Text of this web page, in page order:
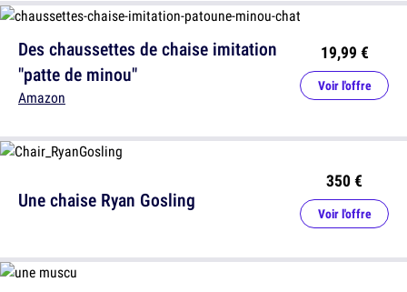
Des chaussettes de chaise imitation
"patte de minou"
Amazon
19,99 €
Voir l'offre
Une chaise Ryan Gosling
350 €
Voir l'offre